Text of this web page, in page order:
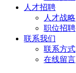
人才招聘
人才战略
职位招聘
联系我们
联系方式
在线留言